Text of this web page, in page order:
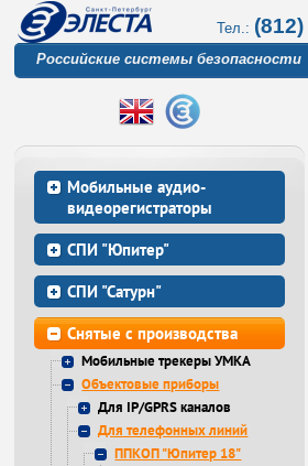
Тел.: (812)
Российские системы безопасности
Мобильные аудио-
видеорегистраторы
СПИ "Юпитер"
СПИ "Сатурн"
Снятые с производства
Мобильные трекеры УМКА
Объектовые приборы
Для IP/GPRS каналов
Для телефонных линий
ППКОП "Юпитер 18"